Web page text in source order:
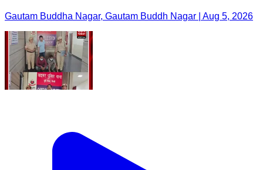
Gautam Buddha Nagar, Gautam Buddh Nagar | Aug 5, 2026